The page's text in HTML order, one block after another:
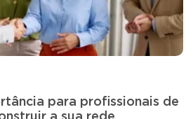
para profissionais de